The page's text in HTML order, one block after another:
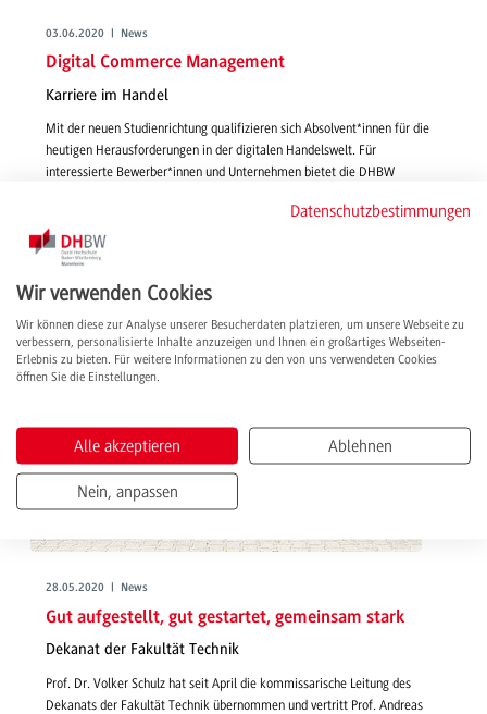
03.06.2020 | News
Digital Commerce Management
Karriere im Handel
Mit der neuen Studienrichtung qualifizieren sich Absolvent*innen für die
heutigen Herausforderungen in der digitalen Handelswelt. Für
interessierte Bewerber*innen und Unternehmen bietet die DHBW
28.05.2020 | News
Gut aufgestellt, gut gestartet, gemeinsam stark
Dekanat der Fakultät Technik
Prof. Dr. Volker Schulz hat seit April die kommissarische Leitung des
Dekanats der Fakultät Technik übernommen und vertritt Prof. Andreas
Datenschutzbestimmungen
Wir verwenden Cookies
Wir können diese zur Analyse unserer Besucherdaten platzieren, um unsere Webseite zu
verbessern, personalisierte Inhalte anzuzeigen und Ihnen ein großartiges Webseiten-
Erlebnis zu bieten. Für weitere Informationen zu den von uns verwendeten Cookies
öffnen Sie die Einstellungen.
Alle akzeptieren Ablehnen
Nein, anpassen